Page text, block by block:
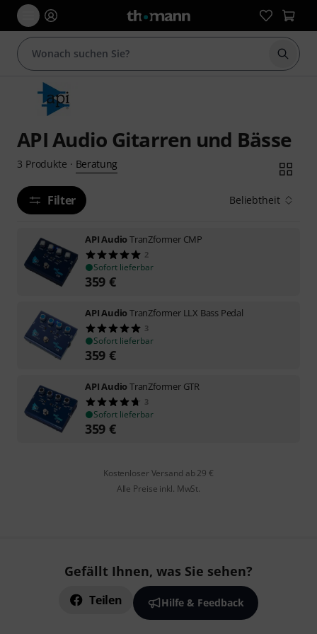
Suche
API Audio Gitarren und Bässe
3 Produkte · Beratung
Filter Beliebtheit
API AudioTranZformer CMP
2
Sofort lieferbar
359 €
API AudioTranZformer LLX Bass Pedal
3
Sofort lieferbar
359 €
API AudioTranZformer GTR
3
Sofort lieferbar
359 €
Kostenloser Versand ab 29 €
Alle Preise inkl. MwSt.
Gefällt Ihnen, was Sie sehen?
Teilen Hilfe & Feedback